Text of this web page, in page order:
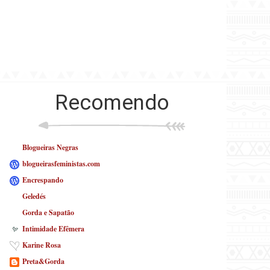
Recomendo
Blogueiras Negras
blogueirasfeministas.com
Encrespando
Geledés
Gorda e Sapatão
Intimidade Efêmera
Karine Rosa
Preta&Gorda